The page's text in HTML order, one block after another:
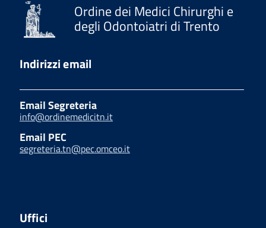
Ordine dei Medici Chirurghi e
degli Odontoiatri di Trento
Indirizzi email
Email Segreteria
info@ordinemedicitn.it
Email PEC
segreteria.tn@pec.omceo.it
Uffici